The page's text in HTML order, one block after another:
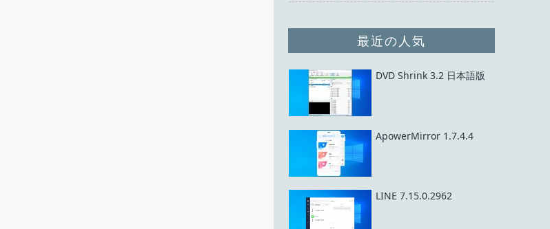
最近の人気
DVD Shrink 3.2 日本語版
ApowerMirror 1.7.4.4
LINE 7.15.0.2962